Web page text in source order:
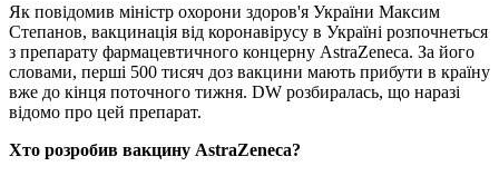
Як повідомив міністр охорони здоров'я України Максим
Степанов, вакцинація від коронавірусу в Україні розпочнеться
з препарату фармацевтичного концерну AstraZeneca. За його
словами, перші 500 тисяч доз вакцини мають прибути в країну
вже до кінця поточного тижня. DW розбиралась, що наразі
відомо про цей препарат.
Хто розробив вакцину AstraZeneca?